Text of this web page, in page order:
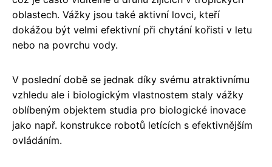
oblastech. Vážky jsou také aktivní lovci, kteří
dokážou být velmi efektivní při chytání kořisti v letu
nebo na povrchu vody.
V poslední době se jednak díky svému atraktivnímu
vzhledu ale i biologickým vlastnostem staly vážky
oblíbeným objektem studia pro biologické inovace
jako např. konstrukce robotů letících s efektivnějším
ovládáním.